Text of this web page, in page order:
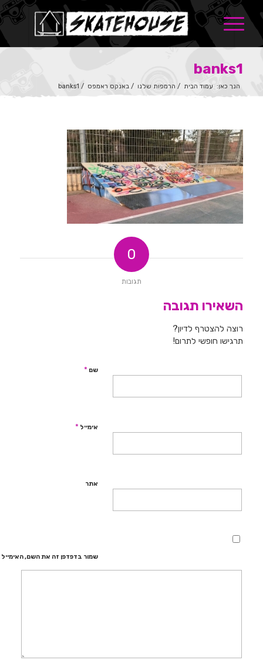
banks1
הנך כאן: עמוד הבית / הרמפות שלנו / באנקס ראמפס /
banks1
0
תגובות
השאירו תגובה
רוצה להצטרף לדיון?
תרגישו חופשי לתרום!
שם *
אימייל *
אתר
שמור בדפדפן זה את השם,